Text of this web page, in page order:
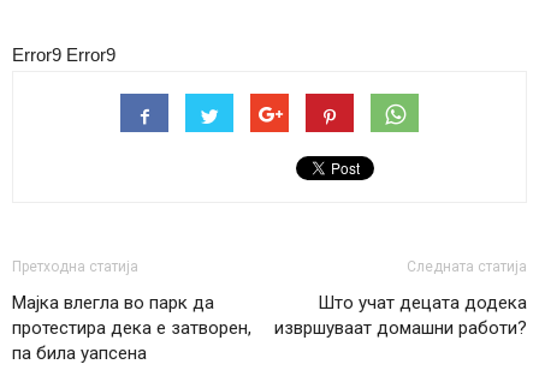
Error9 Error9
Претходна статија
Мајка влегла во парк да
протестира дека е затворен,
па била уапсена
Следната статија
Што учат децата додека
извршуваат домашни работи?